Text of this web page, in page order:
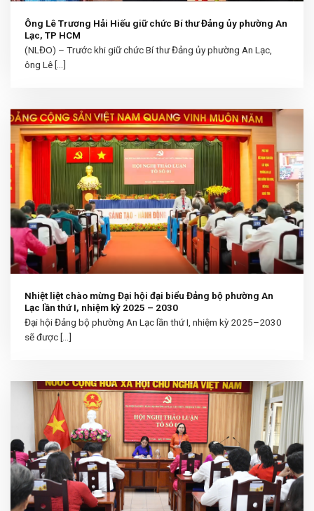
Ông Lê Trương Hải Hiếu giữ chức Bí thư Đảng ủy phường An
Lạc, TP HCM
(NLĐO) – Trước khi giữ chức Bí thư Đảng ủy phường An Lạc,
ông Lê [...]
Nhiệt liệt chào mừng Đại hội đại biểu Đảng bộ phường An
Lạc lần thứ I, nhiệm kỳ 2025 – 2030
Đại hội Đảng bộ phường An Lạc lần thứ I, nhiệm kỳ 2025–2030
sẽ được [...]